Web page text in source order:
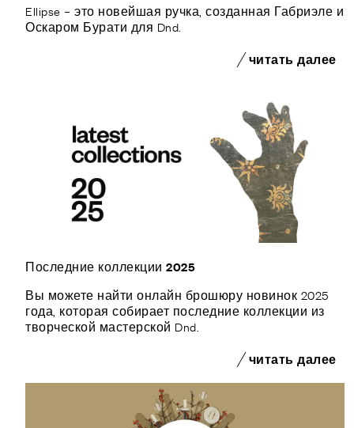
Ellipse – это новейшая ручка, созданная Габриэле и
Оскаром Бурати для Dnd.
читать далее
Последние коллекции 2025
Вы можете найти онлайн брошюру новинок 2025
года, которая собирает последние коллекции из
творческой мастерской Dnd.
читать далее